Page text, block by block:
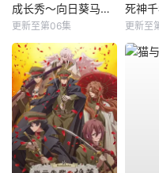
成长秀～向日葵马戏团～
更新至第06集 更新至